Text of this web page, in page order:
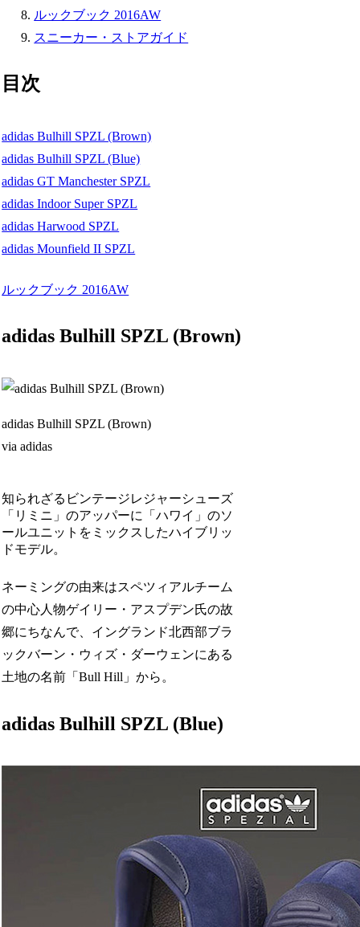
ルックブック 2016AW
スニーカー・ストアガイド
目次
adidas Bulhill SPZL (Brown)
adidas Bulhill SPZL (Blue)
adidas GT Manchester SPZL
adidas Indoor Super SPZL
adidas Harwood SPZL
adidas Mounfield II SPZL
ルックブック 2016AW
adidas Bulhill SPZL (Brown)
adidas Bulhill SPZL (Brown)
via adidas
知られざるビンテージレジャーシューズ
「リミニ」のアッパーに「ハワイ」のソ
ールユニットをミックスしたハイブリッ
ドモデル。
ネーミングの由来はスペツィアルチーム
の中心人物ゲイリー・アスプデン氏の故
郷にちなんで、イングランド北西部ブラ
ックバーン・ウィズ・ダーウェンにある
土地の名前「Bull Hill」から。
adidas Bulhill SPZL (Blue)